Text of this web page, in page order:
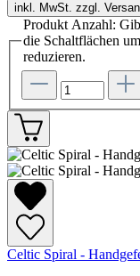
inkl. MwSt. zzgl.
Produkt Anzahl:
die Schaltflächen
reduzieren.
Celtic Spiral -